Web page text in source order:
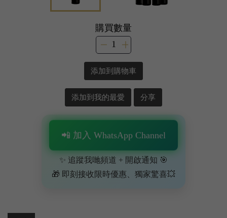
購買數量
添加到購物車
添加到我的最愛 分享
📲 加入 WhatsApp Channel
✨ 追蹤我哋頻道 + 開啟通知 🎯
🎁 即刻接收限時優惠、獨家驚喜💥